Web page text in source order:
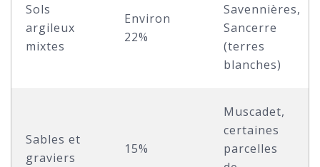
Sols
argileux
mixtes
Environ
22%
Savennières,
Sancerre
(terres
blanches)
Sables et
graviers
15%
Muscadet,
certaines
parcelles